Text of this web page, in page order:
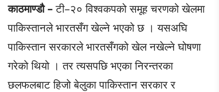
काठमाण्डौ –टी–२० विश्वकपको समूह चरणको खेलमा
पाकिस्तानले भारतसँग खेल्ने भएको छ । यसअघि
पाकिस्तान सरकारले भारतसँगको खेल नखेल्ने घोषणा
गरेको थियो । तर त्यसपछि भएका निरन्तरका
छलफलबाट हिजो बेलुका पाकिस्तान सरकार र